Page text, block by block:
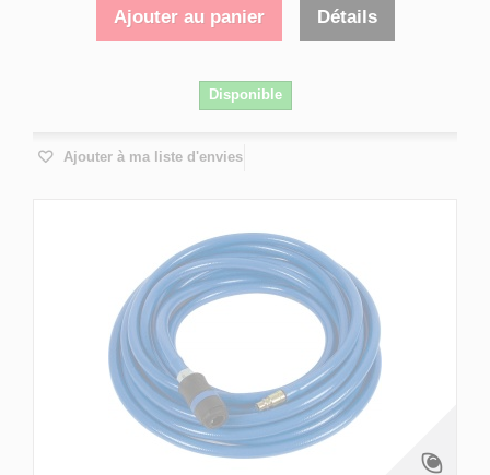
Ajouter au panier Détails
Disponible
Ajouter à ma liste d'envies